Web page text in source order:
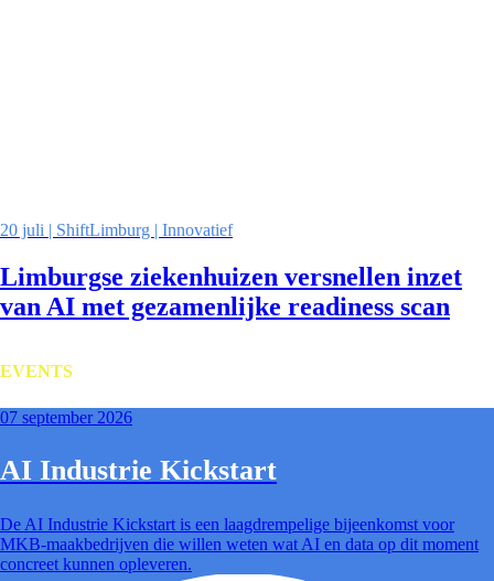
20 juli | ShiftLimburg | Innovatief
Limburgse ziekenhuizen versnellen inzet
van AI met gezamenlijke readiness scan
EVENTS
07 september 2026
AI Industrie Kickstart
De AI Industrie Kickstart is een laagdrempelige bijeenkomst voor
MKB-maakbedrijven die willen weten wat AI en data op dit moment
concreet kunnen opleveren.